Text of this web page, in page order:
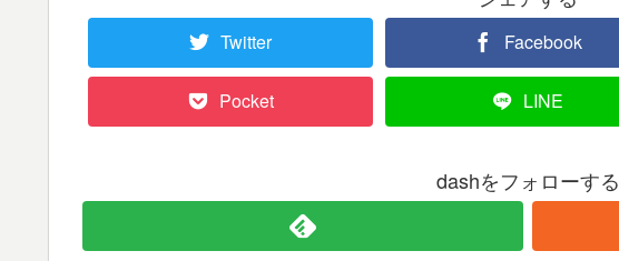
Twitter Facebook
Pocket LINE
dashをフォローする